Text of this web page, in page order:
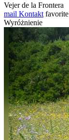
Vejer de la Frontera
mail Kontakt favorite
Wyróżnienie